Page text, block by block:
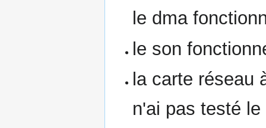
le dma
le son
la carte réseau
n'ai pas testé